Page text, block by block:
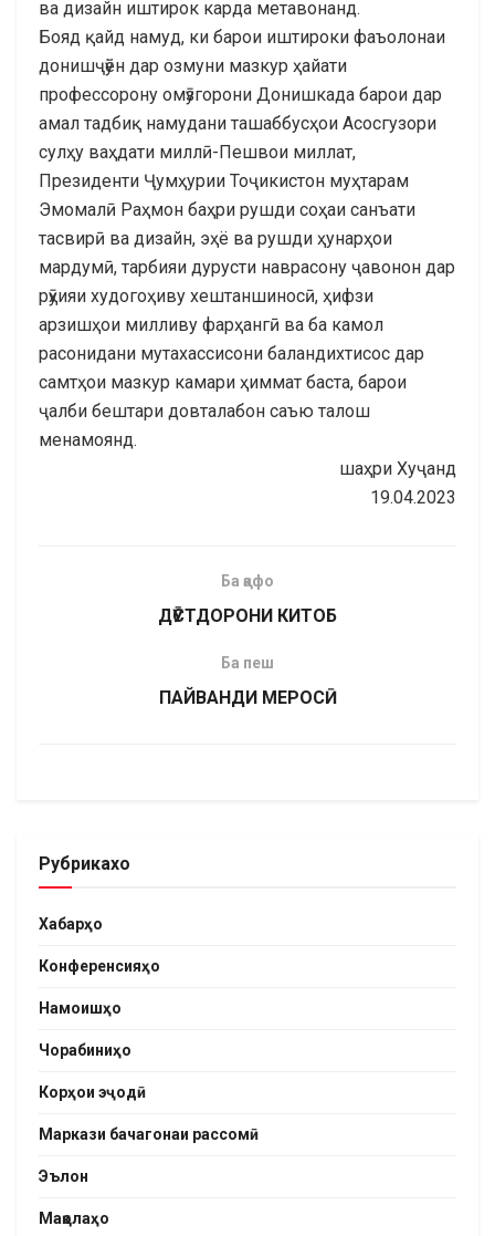
ва дизайн иштирок карда метавонанд.
Бояд қайд намуд, ки барои иштироки фаъолонаи
донишҷӯён дар озмуни мазкур ҳайати
профессорону омӯзгорони Донишкада барои дар
амал тадбиқ намудани ташаббусҳои Асосгузори
сулҳу ваҳдати миллӣ-Пешвои миллат,
Президенти Ҷумҳурии Тоҷикистон муҳтарам
Эмомалӣ Раҳмон баҳри рушди соҳаи санъати
тасвирӣ ва дизайн, эҳё ва рушди ҳунарҳои
мардумӣ, тарбияи дурусти наврасону ҷавонон дар
рӯҳияи худогоҳиву хештаншиносӣ, ҳифзи
арзишҳои милливу фарҳангӣ ва ба камол
расонидани мутахассисони баландихтисос дар
самтҳои мазкур камари ҳиммат баста, барои
ҷалби бештари довталабон саъю талош
менамоянд.
шаҳри Хуҷанд
19.04.2023
Ба қафо
ДӮСТДОРОНИ КИТОБ
Ба пеш
ПАЙВАНДИ МЕРОСӢ
Рубрикахо
Хабарҳо
Конференсияҳо
Намоишҳо
Чорабиниҳо
Корҳои эҷодӣ
Маркази бачагонаи рассомӣ
Эълон
Мақолаҳо